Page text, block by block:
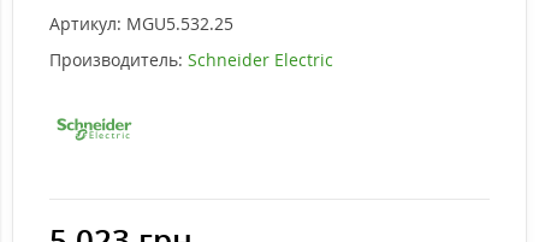
Артикул: MGU5.532.25
Производитель: Schneider Electric